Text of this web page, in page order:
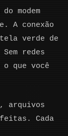
modem
A conexão
verde de
redes
que você
arquivos
Cada